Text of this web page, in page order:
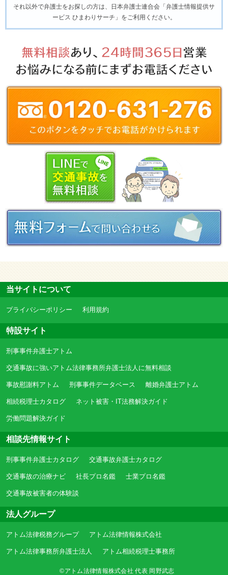
それ以外で弁護士をお探しの方は、日本弁護士連合会「弁護士情報提供サ
ービス ひまわりサーチ」をご利用ください。
当サイトについて
プライバシーポリシー 利用規約
特設サイト
刑事事件弁護士アトム
交通事故に強いアトム法律事務所弁護士法人に無料相談
事故慰謝料アトム 刑事事件データベース 離婚弁護士アトム
相続税理士カタログ ネット被害・IT法務解決ガイド
労働問題解決ガイド
相談先情報サイト
刑事事件弁護士カタログ 交通事故弁護士カタログ
交通事故の治療ナビ 社長プロ名鑑 士業プロ名鑑
交通事故被害者の体験談
法人グループ
アトム法律税務グループ アトム法律情報株式会社
アトム法律事務所弁護士法人 アトム相続税理士事務所
©アトム法律情報株式会社 代表 岡野武志